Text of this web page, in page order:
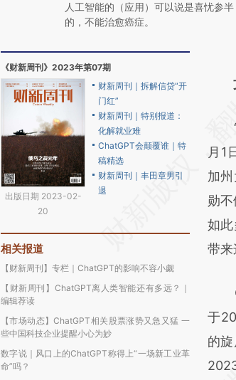
人工智能的（应用）可以说是喜忧参
的，不能治愈癌症。
《财新周刊》2023年第07期
出版日期 2023-02-
20
财新周刊｜拆解信贷“开
门红”
财新周刊｜特别报道：
化解就业难
ChatGPT会颠覆谁｜特
稿精选
财新周刊｜丰田章男引
退
相关报道
【财新周刊】专栏｜ChatGPT的影响不容小觑
【财新周刊】ChatGPT离人类智能还有多远？｜
编辑荐读
【市场动态】ChatGPT相关股票涨势又急又猛 一
些中国科技企业提醒小心为妙
数字说｜风口上的ChatGPT称得上“一场新工业革
命”吗？
成
新
对和
“
月1
加
勋
如
带来
于
的